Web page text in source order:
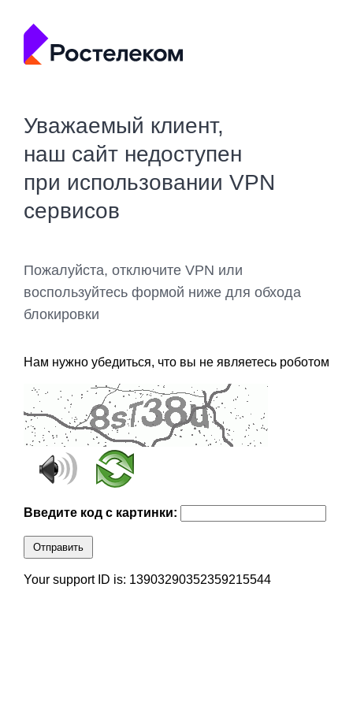
Уважаемый клиент,
наш сайт недоступен
при использовании VPN
сервисов
Пожалуйста, отключите VPN или
воспользуйтесь формой ниже для обхода
блокировки
Нам нужно убедиться, что вы не являетесь роботом
Введите код с картинки:
Отправить
Your support ID is: 13903290352359215544